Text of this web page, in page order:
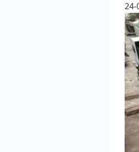
24-